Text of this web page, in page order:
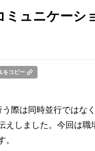
ミュニケーシ
をコピー
際は同時並行ではな
えしました。今回は職